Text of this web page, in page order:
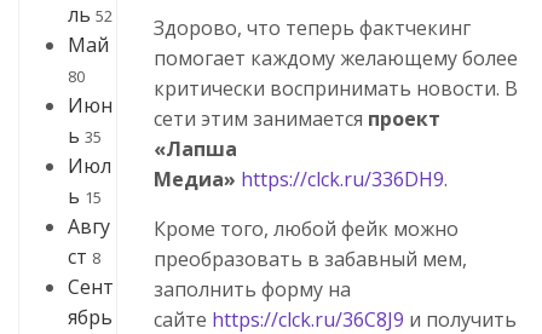
ль 52
Май
80
Июн
ь 35
Июл
ь 15
Авгу
ст 8
Сент
ябрь
Здорово, что теперь фактчекинг
помогает каждому желающему более
критически воспринимать новости. В
сети этим занимается проект
«Лапша
Медиа» https://clck.ru/336DH9.
Кроме того, любой фейк можно
преобразовать в забавный мем,
заполнить форму на
сайте https://clck.ru/36C8J9 и получить